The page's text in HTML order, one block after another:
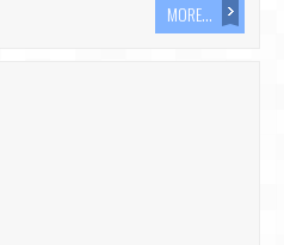
MORE...